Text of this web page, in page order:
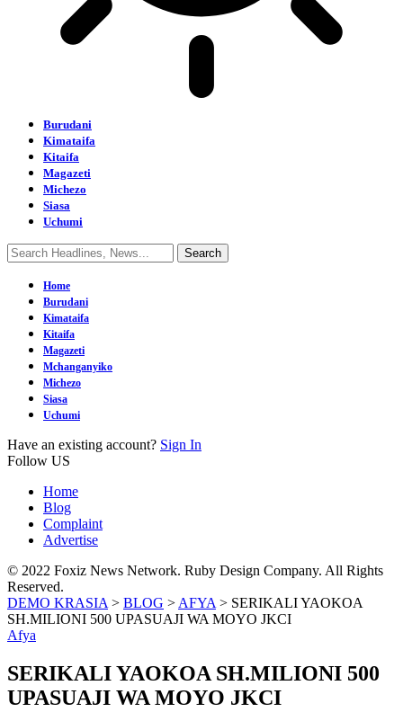
Burudani
Kimataifa
Kitaifa
Magazeti
Michezo
Siasa
Uchumi
Home
Burudani
Kimataifa
Kitaifa
Magazeti
Mchanganyiko
Michezo
Siasa
Uchumi
Have an existing account? Sign In
Follow US
Home
Blog
Complaint
Advertise
© 2022 Foxiz News Network. Ruby Design Company. All Rights
Reserved.
DEMO KRASIA > BLOG > AFYA > SERIKALI YAOKOA
SH.MILIONI 500 UPASUAJI WA MOYO JKCI
Afya
SERIKALI YAOKOA SH.MILIONI 500
UPASUAJI WA MOYO JKCI